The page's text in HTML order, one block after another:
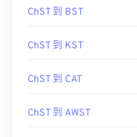
ChST 到 BST
ChST 到 KST
ChST 到 CAT
ChST 到 AWST